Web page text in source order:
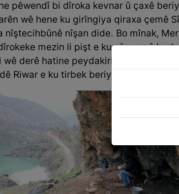
pêwendî bi dîroka kevnar û çaxê
wê hene ku girîngiya qiraxa çemê
nîştecihbûnê nîşan dide. Bo mînak,
mezin li pişt e ku şûnwar û
wê derê hatine peydakirin. Cihekî dîrokî
Riwar e ku tirbek beriya dîrokê li wir